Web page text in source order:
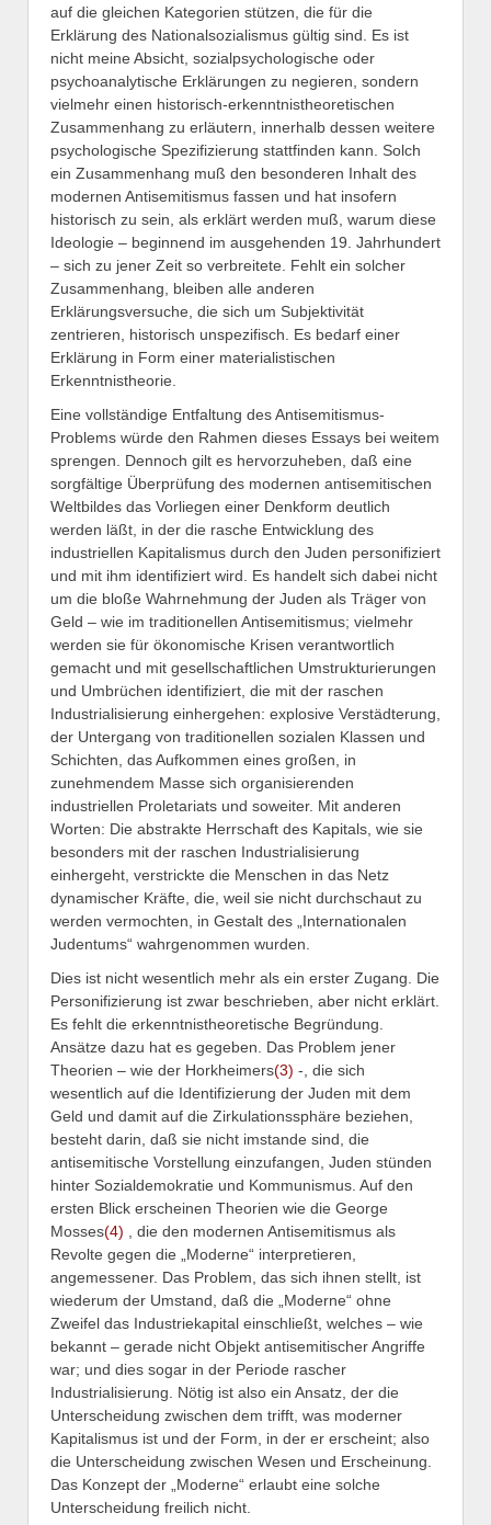
auf die gleichen Kategorien stützen, die für die
Erklärung des Nationalsozialismus gültig sind. Es ist
nicht meine Absicht, sozialpsychologische oder
psychoanalytische Erklärungen zu negieren, sondern
vielmehr einen historisch-erkenntnistheoretischen
Zusammenhang zu erläutern, innerhalb dessen weitere
psychologische Spezifizierung stattfinden kann. Solch
ein Zusammenhang muß den besonderen Inhalt des
modernen Antisemitismus fassen und hat insofern
historisch zu sein, als erklärt werden muß, warum diese
Ideologie – beginnend im ausgehenden 19. Jahrhundert
– sich zu jener Zeit so verbreitete. Fehlt ein solcher
Zusammenhang, bleiben alle anderen
Erklärungsversuche, die sich um Subjektivität
zentrieren, historisch unspezifisch. Es bedarf einer
Erklärung in Form einer materialistischen
Erkenntnistheorie.
Eine vollständige Entfaltung des Antisemitismus-
Problems würde den Rahmen dieses Essays bei weitem
sprengen. Dennoch gilt es hervorzuheben, daß eine
sorgfältige Überprüfung des modernen antisemitischen
Weltbildes das Vorliegen einer Denkform deutlich
werden läßt, in der die rasche Entwicklung des
industriellen Kapitalismus durch den Juden personifiziert
und mit ihm identifiziert wird. Es handelt sich dabei nicht
um die bloße Wahrnehmung der Juden als Träger von
Geld – wie im traditionellen Antisemitismus; vielmehr
werden sie für ökonomische Krisen verantwortlich
gemacht und mit gesellschaftlichen Umstrukturierungen
und Umbrüchen identifiziert, die mit der raschen
Industrialisierung einhergehen: explosive Verstädterung,
der Untergang von traditionellen sozialen Klassen und
Schichten, das Aufkommen eines großen, in
zunehmendem Masse sich organisierenden
industriellen Proletariats und soweiter. Mit anderen
Worten: Die abstrakte Herrschaft des Kapitals, wie sie
besonders mit der raschen Industrialisierung
einhergeht, verstrickte die Menschen in das Netz
dynamischer Kräfte, die, weil sie nicht durchschaut zu
werden vermochten, in Gestalt des „Internationalen
Judentums“ wahrgenommen wurden.
Dies ist nicht wesentlich mehr als ein erster Zugang. Die
Personifizierung ist zwar beschrieben, aber nicht erklärt.
Es fehlt die erkenntnistheoretische Begründung.
Ansätze dazu hat es gegeben. Das Problem jener
Theorien – wie der Horkheimers(3) -, die sich
wesentlich auf die Identifizierung der Juden mit dem
Geld und damit auf die Zirkulationssphäre beziehen,
besteht darin, daß sie nicht imstande sind, die
antisemitische Vorstellung einzufangen, Juden stünden
hinter Sozialdemokratie und Kommunismus. Auf den
ersten Blick erscheinen Theorien wie die George
Mosses(4) , die den modernen Antisemitismus als
Revolte gegen die „Moderne“ interpretieren,
angemessener. Das Problem, das sich ihnen stellt, ist
wiederum der Umstand, daß die „Moderne“ ohne
Zweifel das Industriekapital einschließt, welches – wie
bekannt – gerade nicht Objekt antisemitischer Angriffe
war; und dies sogar in der Periode rascher
Industrialisierung. Nötig ist also ein Ansatz, der die
Unterscheidung zwischen dem trifft, was moderner
Kapitalismus ist und der Form, in der er erscheint; also
die Unterscheidung zwischen Wesen und Erscheinung.
Das Konzept der „Moderne“ erlaubt eine solche
Unterscheidung freilich nicht.